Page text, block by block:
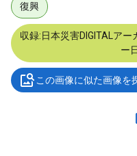
復興
収録:日本災害DIGITALア
ー
この画像に似た画像を